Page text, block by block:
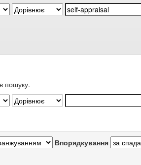
пошуку.
Впорядкування